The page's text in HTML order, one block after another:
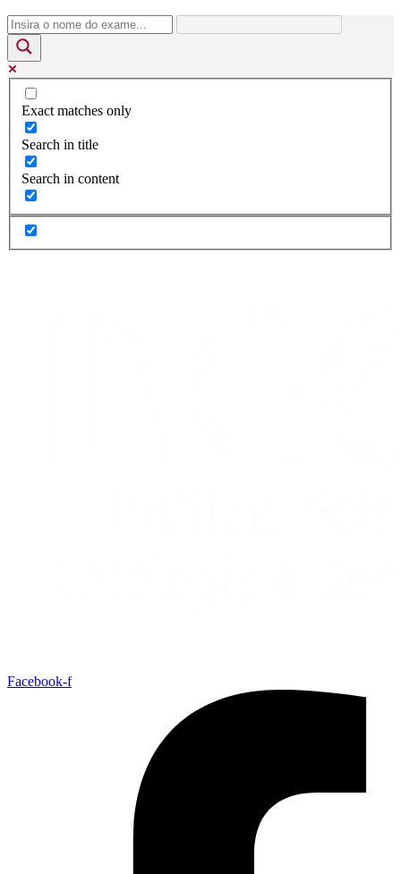
Exact matches only
Search in title
Search in content
Facebook-f